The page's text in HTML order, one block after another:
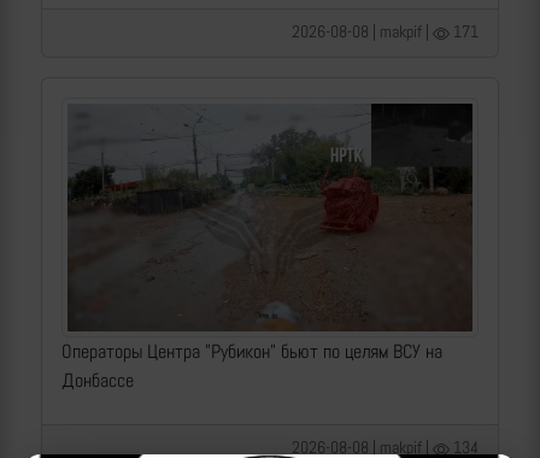
2026-08-08 | makpif | 171
Операторы Центра "Рубикон" бьют по целям ВСУ на
Донбассе
2026-08-08 | makpif | 134